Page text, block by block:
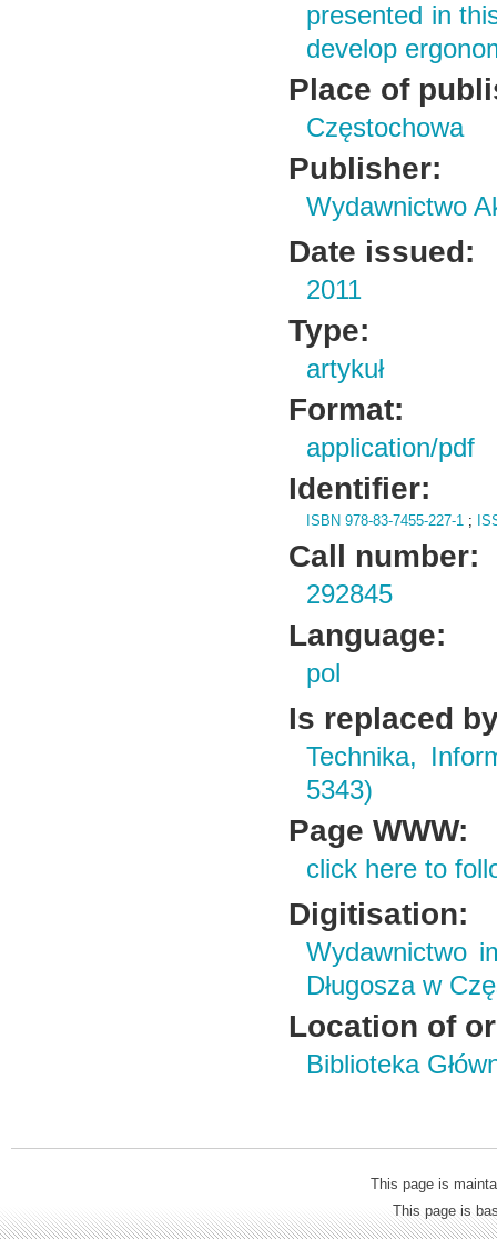
presented in
develop
Place of
Częstochowa
Publisher:
Wydawnictwo
Date issued:
2011
Type:
artykuł
Format:
application/pdf
Identifier:
ISBN 978-83-7455-227-1 ;
Call number:
292845
Language:
pol
Is replaced
Technika,
5343)
Page WWW:
click here to
Digitisation:
Wydawnictwo
Długosza w
Location of
Biblioteka
This page is
This page is